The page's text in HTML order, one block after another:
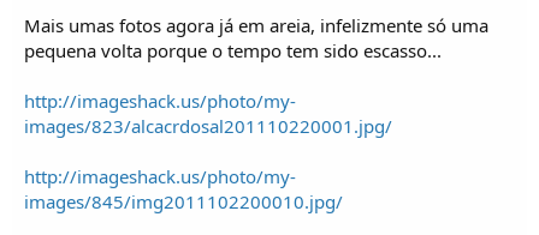
Mais umas fotos agora já em areia, infelizmente só uma
pequena volta porque o tempo tem sido escasso...
http://imageshack.us/photo/my-
images/823/alcacrdosal201110220001.jpg/
http://imageshack.us/photo/my-
images/845/img2011102200010.jpg/